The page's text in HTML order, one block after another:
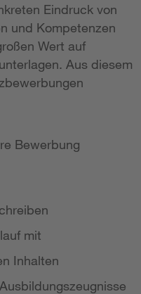
Eindruck von
und Kompetenzen
Wert auf
Aus diesem
Bewerbung
mit
Inhalten